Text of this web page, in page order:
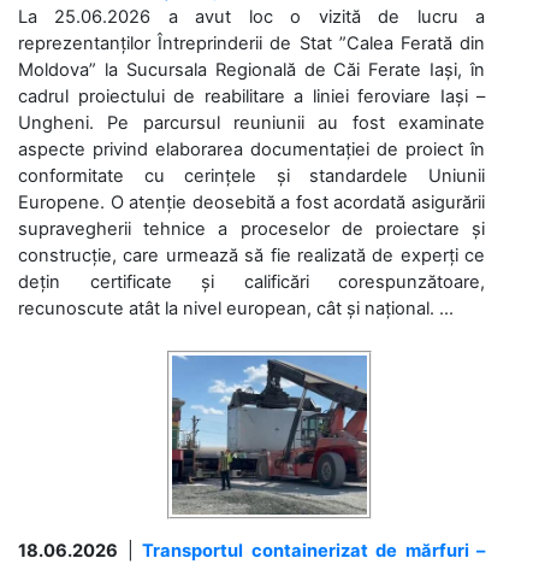
La 25.06.2026 a avut loc o vizită de lucru a
reprezentanților Întreprinderii de Stat ”Calea Ferată din
Moldova” la Sucursala Regională de Căi Ferate Iași, în
cadrul proiectului de reabilitare a liniei feroviare Iași –
Ungheni. Pe parcursul reuniunii au fost examinate
aspecte privind elaborarea documentației de proiect în
conformitate cu cerințele și standardele Uniunii
Europene. O atenție deosebită a fost acordată asigurării
supravegherii tehnice a proceselor de proiectare și
construcție, care urmează să fie realizată de experți ce
dețin certificate și calificări corespunzătoare,
recunoscute atât la nivel european, cât și național. ...
18.06.2026
Transportul containerizat de mărfuri –